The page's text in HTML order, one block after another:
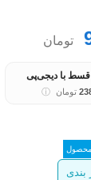
تومان
تومان ⓘ
محصول
بندی